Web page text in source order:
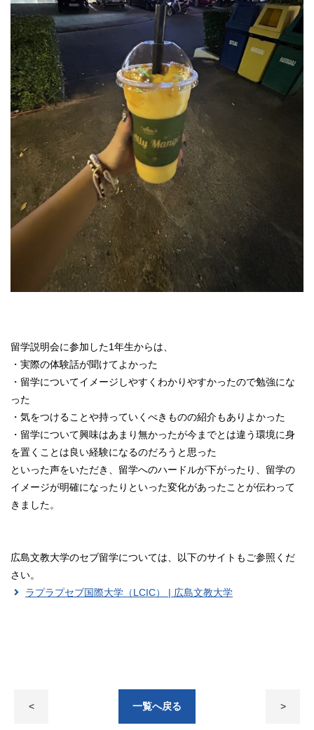
留学説明会に参加した1年生からは、
・実際の体験話が聞けてよかった
・留学についてイメージしやすくわかりやすかったので勉強にな
った
・気をつけることや持っていくべきものの紹介もありよかった
・留学について興味はあまり無かったが今までとは違う環境に身
を置くことは良い経験になるのだろうと思った
といった声をいただき、留学へのハードルが下がったり、留学の
イメージが明確になったりといった変化があったことが伝わって
きました。
広島文教大学のセブ留学については、以下のサイトもご参照くだ
さい。
ラプラプセブ国際大学（LCIC） | 広島文教大学
< 一覧へ戻る >